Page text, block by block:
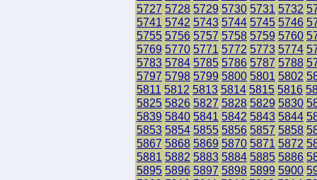
5727 5728 5729 5730 5731 5732
5741 5742 5743 5744 5745 5746
5755 5756 5757 5758 5759 5760
5769 5770 5771 5772 5773 5774
5783 5784 5785 5786 5787 5788
5797 5798 5799 5800 5801 5802
5811 5812 5813 5814 5815 5816
5825 5826 5827 5828 5829 5830
5839 5840 5841 5842 5843 5844
5853 5854 5855 5856 5857 5858
5867 5868 5869 5870 5871 5872
5881 5882 5883 5884 5885 5886
5895 5896 5897 5898 5899 5900